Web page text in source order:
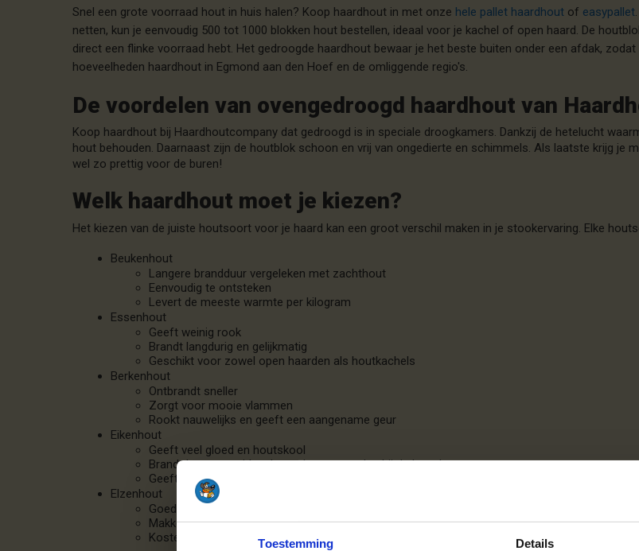
Toestemming Details
Snel een grote voorraad hout in huis halen? Koop haardhout in met onze hele pallet haardhout of easypallet.
netten, kun je eenvoudig 500 tot 1000 blokken hout bestellen, ideaal voor je kachel of open haard. De
direct een flinke voorraad hebt. Het gedroogde haardhout bewaar je het beste buiten onder een afdak,
hoeveelheden haardhout in Egmond aan den Hoef en de omliggende regio's.
De voordelen van ovengedroogd haardhout van
Koop haardhout bij Haardhoutcompany dat gedroogd is in speciale droogkamers. Dankzij de hetelucht
hout behouden. Daarnaast zijn de houtblok schoon en vrij van ongedierte en schimmels. Als laatste krijg je
wel zo prettig voor de buren!
Welk haardhout moet je kiezen?
Het kiezen van de juiste houtsoort voor je haard kan een groot verschil maken in je stookervaring. Elke
Beukenhout
Langere brandduur vergeleken met zachthout
Eenvoudig te ontsteken
Levert de meeste warmte per kilogram
Essenhout
Geeft weinig rook
Brandt langdurig en gelijkmatig
Geschikt voor zowel open haarden als houtkachels
Berkenhout
Ontbrandt sneller
Zorgt voor mooie vlammen
Rookt nauwelijks en geeft een aangename geur
Eikenhout
Geeft veel gloed en houtskool
Brandt langzaam, ideaal voor lange avonden bij de haard
Geeft een prettige geur
Elzenhout
Goede keuze voor speksteenkachels
Makkelijk aan te steken, snelle en constante verbranding
Kosteneffectief en milieuvriendelijk